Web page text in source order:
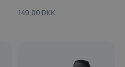
149,00 DKK